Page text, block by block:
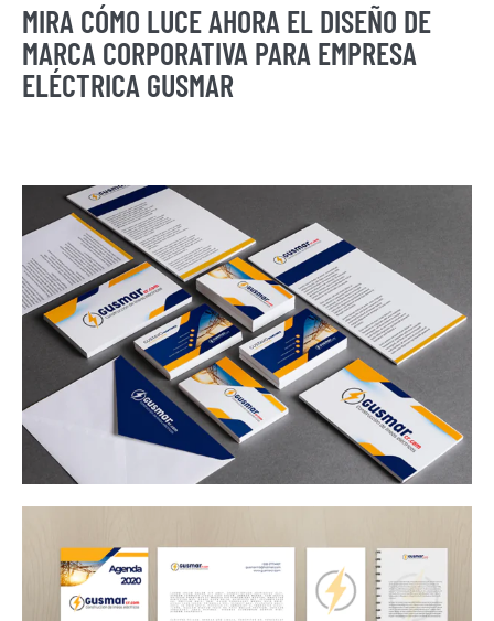
MIRA CÓMO LUCE AHORA EL DISEÑO DE
MARCA CORPORATIVA PARA EMPRESA
ELÉCTRICA GUSMAR